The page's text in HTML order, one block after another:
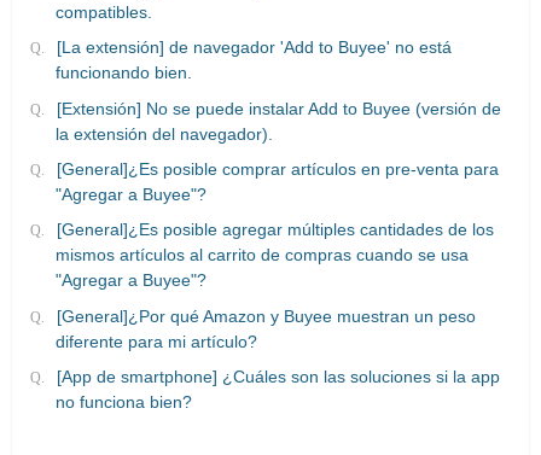
compatibles.
[La extensión] de navegador 'Add to Buyee' no está
funcionando bien.
[Extensión] No se puede instalar Add to Buyee (versión de
la extensión del navegador).
[General]¿Es posible comprar artículos en pre-venta para
"Agregar a Buyee"?
[General]¿Es posible agregar múltiples cantidades de los
mismos artículos al carrito de compras cuando se usa
"Agregar a Buyee"?
[General]¿Por qué Amazon y Buyee muestran un peso
diferente para mi artículo?
[App de smartphone] ¿Cuáles son las soluciones si la app
no funciona bien?